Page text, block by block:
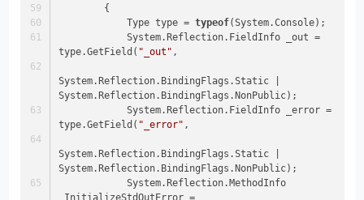
        {
            Type type =
typeof(System.Console);
type.GetField( "_out" ,
System.Reflection.BindingFlags.Static |
System.Reflection.BindingFlags.NonPublic);
type.GetField( "_error" ,
System.Reflection.BindingFlags.Static |
System.Reflection.BindingFlags.NonPublic);
_InitializeStdOutError =